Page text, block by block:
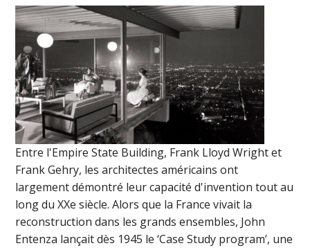
Entre l'Empire State Building, Frank Lloyd Wright et
Frank Gehry, les architectes américains ont
largement démontré leur capacité d'invention tout au
long du XXe siècle. Alors que la France vivait la
reconstruction dans les grands ensembles, John
Entenza lançait dès 1945 le ‘Case Study program’, une